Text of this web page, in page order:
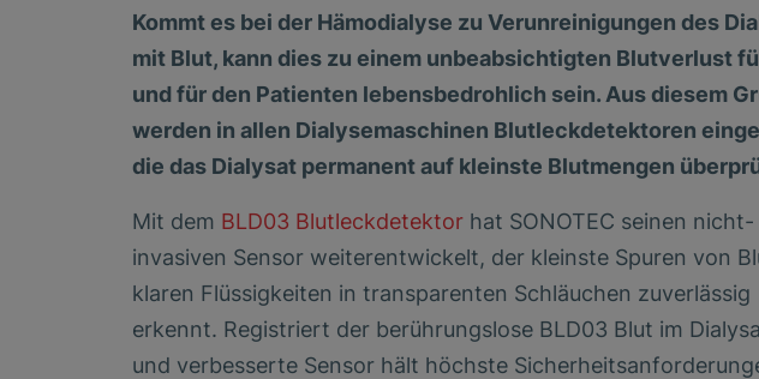
Kommt es bei der Hämodialyse zu Verunreinigungen des
mit Blut, kann dies zu einem unbeabsichtigten Blutverlust
und für den Patienten lebensbedrohlich sein. Aus diesem
werden in allen Dialysemaschinen Blutleckdetektoren
die das Dialysat permanent auf kleinste Blutmengen
Mit dem BLD03 Blutleckdetektor hat SONOTEC seinen nicht-
invasiven Sensor weiterentwickelt, der kleinste Spuren von
klaren Flüssigkeiten in transparenten Schläuchen zuverlässig
erkennt. Registriert der berührungslose BLD03 Blut im
und verbesserte Sensor hält höchste